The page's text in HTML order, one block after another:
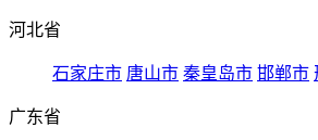
河北省
石家庄市 唐山市 秦皇岛市 邯郸市
广东省